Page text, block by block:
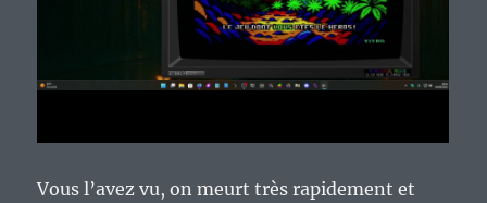
Vous l’avez vu, on meurt très rapidement et